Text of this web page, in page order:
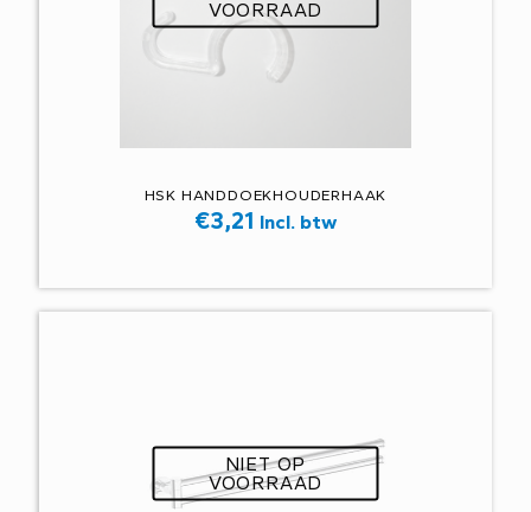
VOORRAAD
HSK HANDDOEKHOUDERHAAK
€3,21 Incl. btw
NIET OP
VOORRAAD